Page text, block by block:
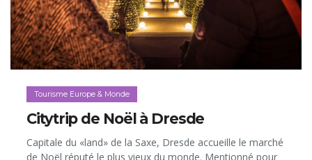
Tourisme Europe & Monde
Citytrip de Noël à Dresde
Capitale du «land» de la Saxe, Dresde accueille le marché
de Noël réputé le plus vieux du monde. Mentionné pour